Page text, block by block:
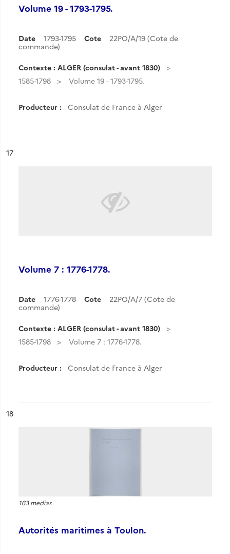
Volume 19 - 1793-1795.
Date 1793-1795 Cote
22PO/A/19 (Cote de
commande)
Contexte : ALGER (consulat - avant 1830)
1585-1798
Volume 19 - 1793-1795.
Producteur : Consulat de France à Alger
n°
17
Volume 7 : 1776-1778.
Date 1776-1778 Cote
22PO/A/7 (Cote de
commande)
Contexte : ALGER (consulat - avant 1830)
1585-1798
Volume 7 : 1776-1778.
Producteur : Consulat de France à Alger
n°
18
163 medias
Autorités maritimes à Toulon.